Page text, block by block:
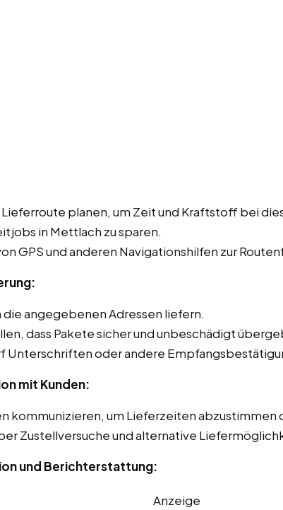
planen, um Zeit und Kraftstoff bei
in Mettlach zu sparen.
GPS und anderen Navigationshilfen zur
die angegebenen Adressen liefern.
dass Pakete sicher und unbeschädigt
Unterschriften oder andere
mit Kunden:
kommunizieren, um Lieferzeiten abzustimmen
Zustellversuche und alternative
und Berichterstattung:
Anzeige